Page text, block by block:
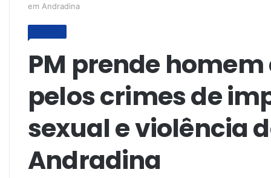
em Andradina
PM prende
pelos crimes de
sexual e violência
Andradina